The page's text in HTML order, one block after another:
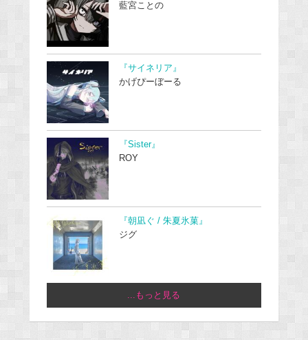
藍宮ことの
『サイネリア』
かげぴーぼーる
『Sister』
ROY
『朝凪ぐ / 朱夏氷菓』
ジグ
...もっと見る